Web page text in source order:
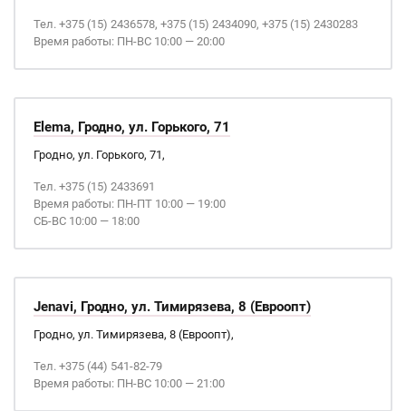
Тел. +375 (15) 2436578, +375 (15) 2434090, +375 (15) 2430283
Время работы: ПН-ВС 10:00 — 20:00
Elema, Гродно, ул. Горького, 71
Гродно, ул. Горького, 71,
Тел. +375 (15) 2433691
Время работы: ПН-ПТ 10:00 — 19:00
СБ-ВС 10:00 — 18:00
Jenavi, Гродно, ул. Тимирязева, 8 (Евроопт)
Гродно, ул. Тимирязева, 8 (Евроопт),
Тел. +375 (44) 541-82-79
Время работы: ПН-ВС 10:00 — 21:00